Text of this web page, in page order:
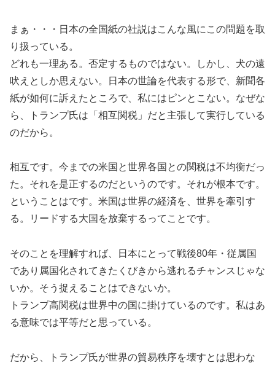
まぁ・・・日本の全国紙の社説はこんな風にこの問題を取
り扱っている。
どれも一理ある。否定するものではない。しかし、犬の遠
吠えとしか思えない。日本の世論を代表する形で、新聞各
紙が如何に訴えたところで、私にはピンとこない。なぜな
ら、トランプ氏は「相互関税」だと主張して実行している
のだから。
相互です。今までの米国と世界各国との関税は不均衡だっ
た。それを是正するのだというのです。それが根本です。
ということはです。米国は世界の経済を、世界を牽引す
る。リードする大国を放棄するってことです。
そのことを理解すれば、日本にとって戦後80年・従属国
であり属国化されてきたくびきから逃れるチャンスじゃな
いか。そう捉えることはできないか。
トランプ高関税は世界中の国に掛けているのです。私はあ
る意味では平等だと思っている。
だから、トランプ氏が世界の貿易秩序を壊すとは思わな